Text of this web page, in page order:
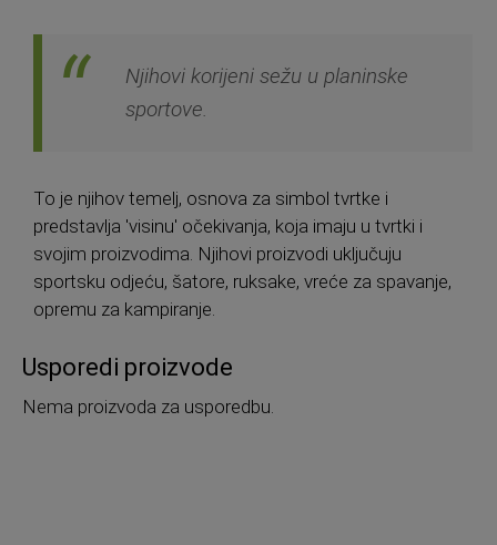
Njihovi korijeni sežu u planinske
sportove.
To je njihov temelj, osnova za simbol tvrtke i
predstavlja 'visinu' očekivanja, koja imaju u tvrtki i
svojim proizvodima. Njihovi proizvodi uključuju
sportsku odjeću, šatore, ruksake, vreće za spavanje,
opremu za kampiranje.
Usporedi proizvode
Nema proizvoda za usporedbu.